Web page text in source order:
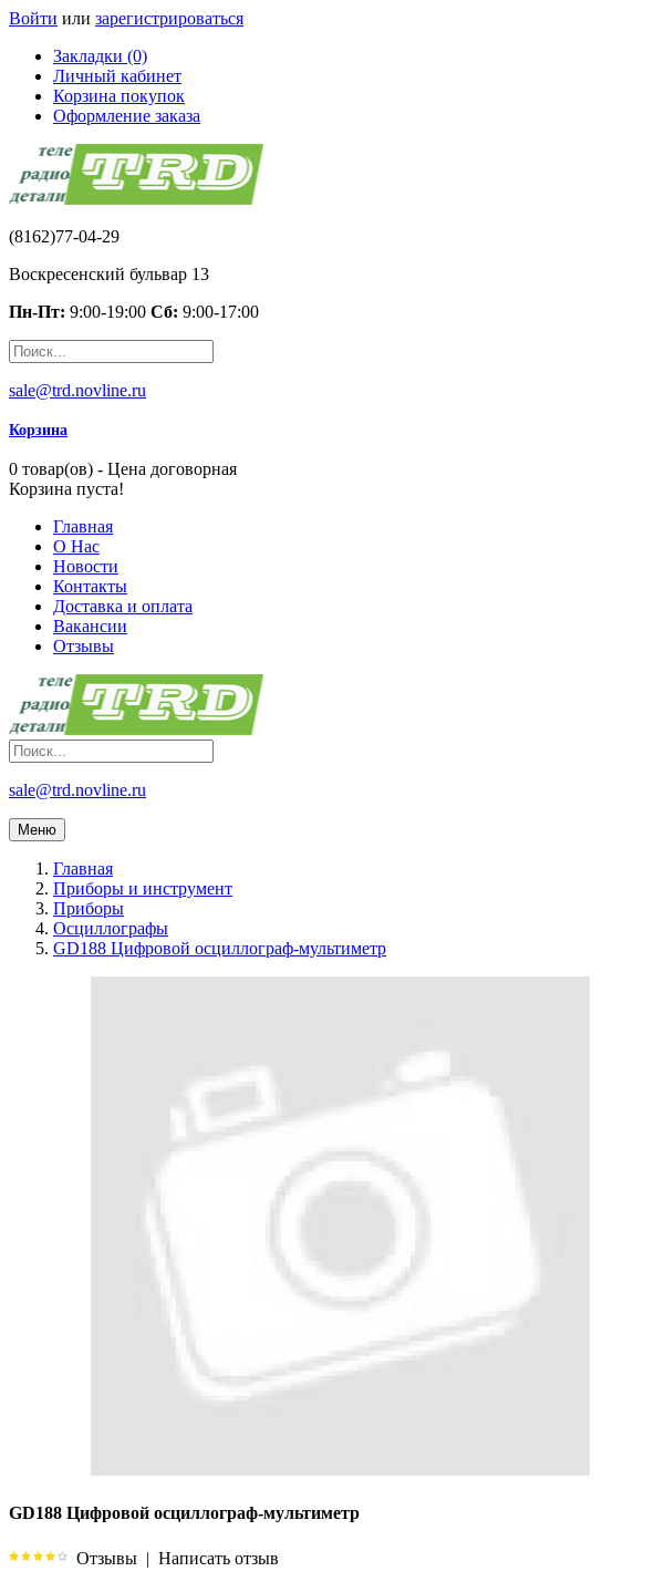
Войти или зарегистрироваться
Закладки (0)
Личный кабинет
Корзина покупок
Оформление заказа
(8162)77-04-29
Воскресенский бульвар 13
Пн-Пт: 9:00-19:00 Сб: 9:00-17:00
sale@trd.novline.ru
Корзина
0 товар(ов) - Цена договорная
Корзина пуста!
Главная
О Нас
Новости
Контакты
Доставка и оплата
Вакансии
Отзывы
sale@trd.novline.ru
Меню
Главная
Приборы и инструмент
Приборы
Осциллографы
GD188 Цифровой осциллограф-мультиметр
GD188 Цифровой осциллограф-мультиметр
Отзывы | Написать отзыв